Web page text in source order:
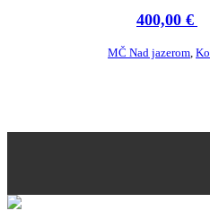
400,00 €
MČ Nad jazerom,